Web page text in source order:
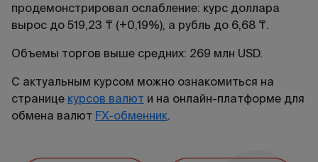
продемонстрировал ослабление: курс доллара
вырос до 519,23 ₸ (+0,19%), а рубль до 6,68 ₸.
Объемы торгов выше средних: 269 млн USD.
С актуальным курсом можно ознакомиться на
странице курсов валют и на онлайн-платформе для
обмена валют FX-обменник.